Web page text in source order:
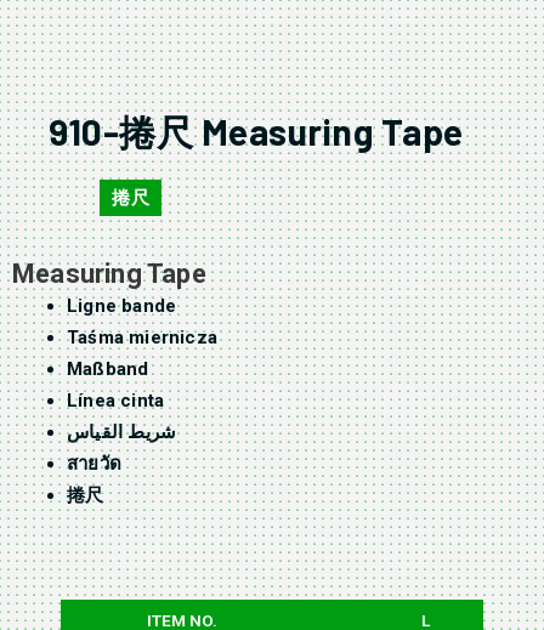
910-捲尺 Measuring Tape
910 捲尺
Measuring Tape
Ligne bande
Taśma miernicza
Maßband
Línea cinta
شريط القياس
สายวัด
捲尺
ITEM NO.
L